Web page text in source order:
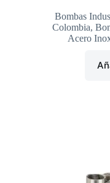
Bombas
Colombia,
Acero